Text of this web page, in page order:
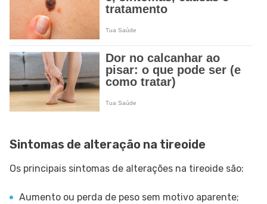
Sintomas de alteração na tireoide
Os principais sintomas de alterações na tireoide são:
Aumento ou perda de peso sem motivo aparente;